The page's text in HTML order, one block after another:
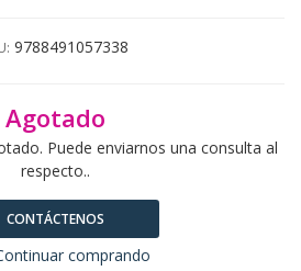
9788491057338
Agotado
Puede enviarnos una consulta al
respecto..
CONTÁCTENOS
comprando